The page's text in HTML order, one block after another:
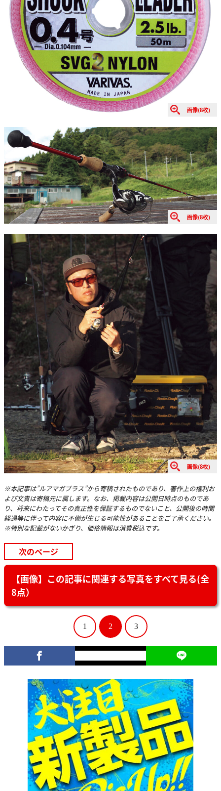
画像(8枚)
画像(8枚)
画像(8枚)
※本記事は”ルアマガプラス”から寄稿されたものであり、著作上の権利お
よび文責は寄稿元に属します。なお、掲載内容は公開日時点のものであ
り、将来にわたってその真正性を保証するものでないこと、公開後の時間
経過等に伴って内容に不備が生じる可能性があることをご了承ください。
※特別な記載がないかぎり、価格情報は消費税込です。
次のページ
【画像】この記事に関連する写真をすべて見る(全
8点）
1 2 3